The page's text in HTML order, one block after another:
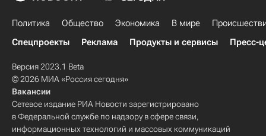
Политика Общество Экономика В мире
Спецпроекты
Реклама Продукты и сервисы Пресс-
Версия 2023.1 Beta
© 2026 МИА «Россия сегодня»
Вакансии
Сетевое издание РИА Новости зарегистрировано
в Федеральной службе по надзору в сфере связи,
информационных технологий и массовых коммуникаций